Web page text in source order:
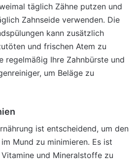
täglich Zähne putzen und
Zahnseide verwenden. Die
kann zusätzlich
und frischen Atem zu
regelmäßig Ihre Zahnbürste und
um Beläge zu
ist entscheidend, um den
Mund zu minimieren. Es ist
und Mineralstoffe zu